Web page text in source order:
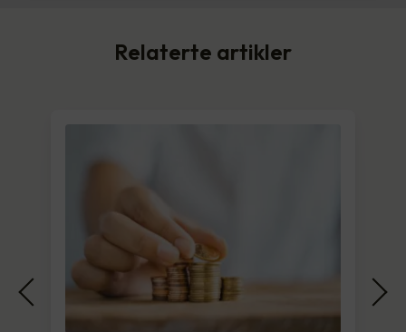
Relaterte artikler